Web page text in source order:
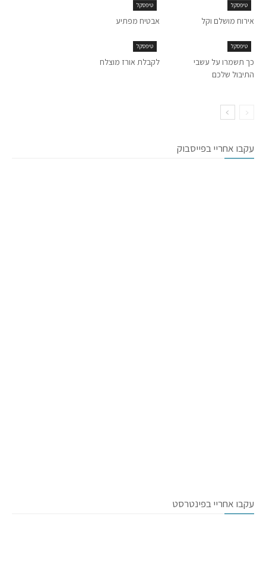
טיפסקל
אירוח מושלם וקל
טיפסקל
אבטיח מפתיע
טיפסקל
כך תשמרו על עשבי
התיבול שלכם
טיפסקל
לקבלת אורז מוצלח
עקבו אחריי בפייסבוק
עקבו אחריי בפינטרסט